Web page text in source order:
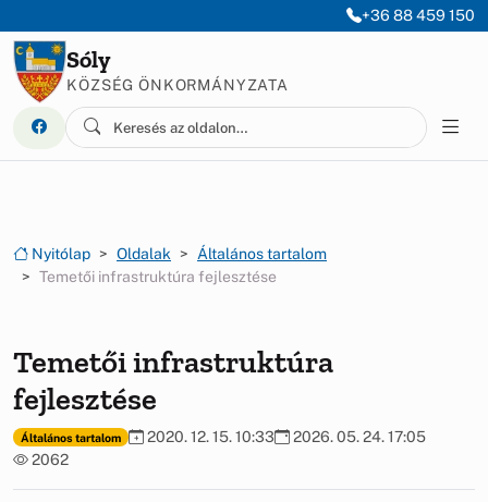
+36 88 459 150
Sóly
KÖZSÉG ÖNKORMÁNYZATA
Nyitólap Oldalak
Általános tartalom
Temetői infrastruktúra fejlesztése
Temetői infrastruktúra
fejlesztése
Általános tartalom 2020. 12. 15. 10:33
2026. 05. 24. 17:05
2062